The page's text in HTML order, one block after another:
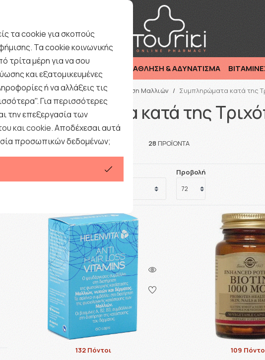
Τηλεφωνική Υποστήριξη : Καθημερινά 9:00-17·00 εκτός Σαββάτου/ Αργιών
ΑΝΔΡΑΣ ΜΗΤΕΡΑ & ΠΑΙΔΙ ΑΘΛΗΣΗ & ΑΔΥΝΑΤΙΣΜΑ
Αρχική / ΑΝΔΡΑΣ / Περιποίηση Μαλλιών / Συμπληρώματα κατά της
Συμπληρώματα κατά της
28 ΠΡΟΪΟΝΤΑ
Προβολή
132 Πόντοι 109
τα cookie για σκοπούς
Τα cookie κοινωνικής
τρίτα μέρη για να σου
και εξατομικευμένες
ή να αλλάξεις τις
Για περισσότερες
την επεξεργασία των
και cookie. Αποδέχεσαι αυτά
προσωπικών δεδομένων;